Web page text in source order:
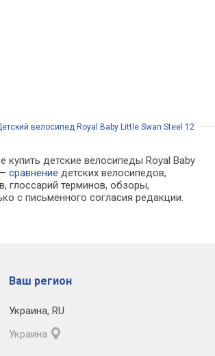
велосипед Royal Baby Little Swan Steel 12
детские велосипеды Royal Baby
—сравнение детских велосипедов,
глоссарий терминов, обзоры,
с письменного согласия редакции.
Ваш регион
Украина, RU
Украина